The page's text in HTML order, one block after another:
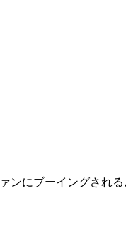
ンにブーイングされる